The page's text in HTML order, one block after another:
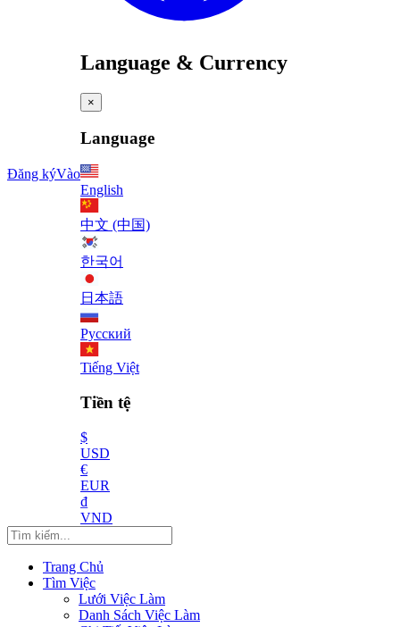
Đăng kýVào
Language & Currency
×
Language
English
中文 (中国)
한국어
日本語
Русский
Tiếng Việt
Tiền tệ
$
USD
€
EUR
₫
VND
Trang Chủ
Tìm Việc
Lưới Việc Làm
Danh Sách Việc Làm